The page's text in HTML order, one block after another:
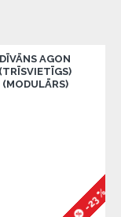
AGON
(MODULĀRS)
-23 %